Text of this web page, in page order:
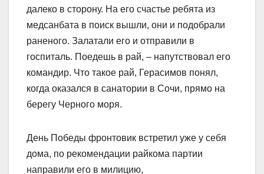
далеко в сторону. На его счастье ребята из
медсанбата в поиск вышли, они и подобрали
раненого. Залатали его и отправили в
госпиталь. Поедешь в рай, – напутствовал его
командир. Что такое рай, Герасимов понял,
когда оказался в санатории в Сочи, прямо на
берегу Черного моря.
День Победы фронтовик встретил уже у себя
дома, по рекомендации райкома партии
направили его в милицию,